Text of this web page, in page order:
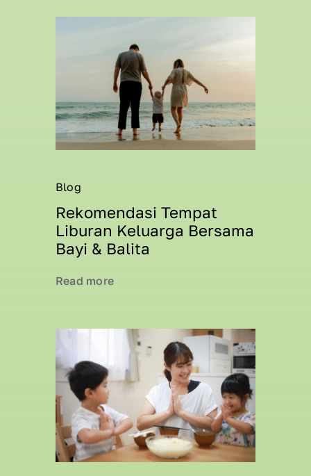
Blog
Rekomendasi Tempat
Liburan Keluarga Bersama
Bayi & Balita
Read more